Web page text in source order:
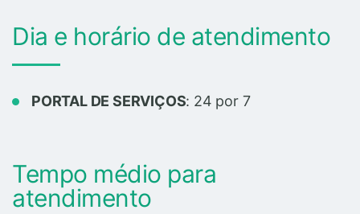
Dia e horário de atendimento
PORTAL DE SERVIÇOS: 24 por 7
Tempo médio para
atendimento